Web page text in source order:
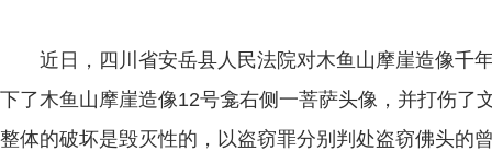
近日，四川省安岳县人民法院对木鱼山摩崖造像千
下了木鱼山摩崖造像12号龛右侧一菩萨头像，并打伤了
整体的破坏是毁灭性的，以盗窃罪分别判处盗窃佛头的